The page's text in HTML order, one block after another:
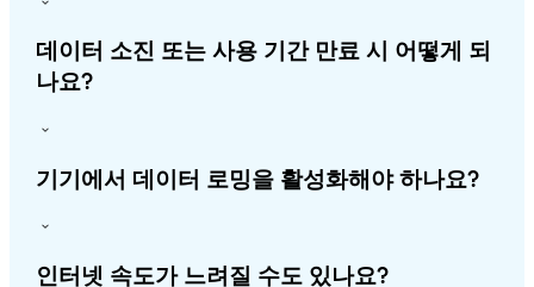
데이터 소진 또는 사용 기간 만료 시 어떻게 되
나요?
기기에서 데이터 로밍을 활성화해야 하나요?
인터넷 속도가 느려질 수도 있나요?